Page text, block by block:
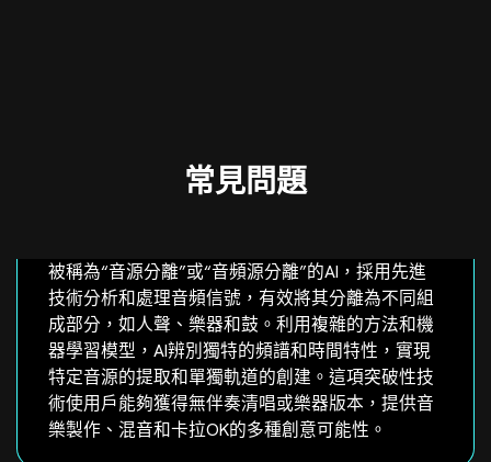
常見問題
被稱為“音源分離”或“音頻源分離”的AI，採用先進
技術分析和處理音頻信號，有效將其分離為不同組
成部分，如人聲、樂器和鼓。利用複雜的方法和機
器學習模型，AI辨別獨特的頻譜和時間特性，實現
特定音源的提取和單獨軌道的創建。這項突破性技
術使用戶能夠獲得無伴奏清唱或樂器版本，提供音
樂製作、混音和卡拉OK的多種創意可能性。